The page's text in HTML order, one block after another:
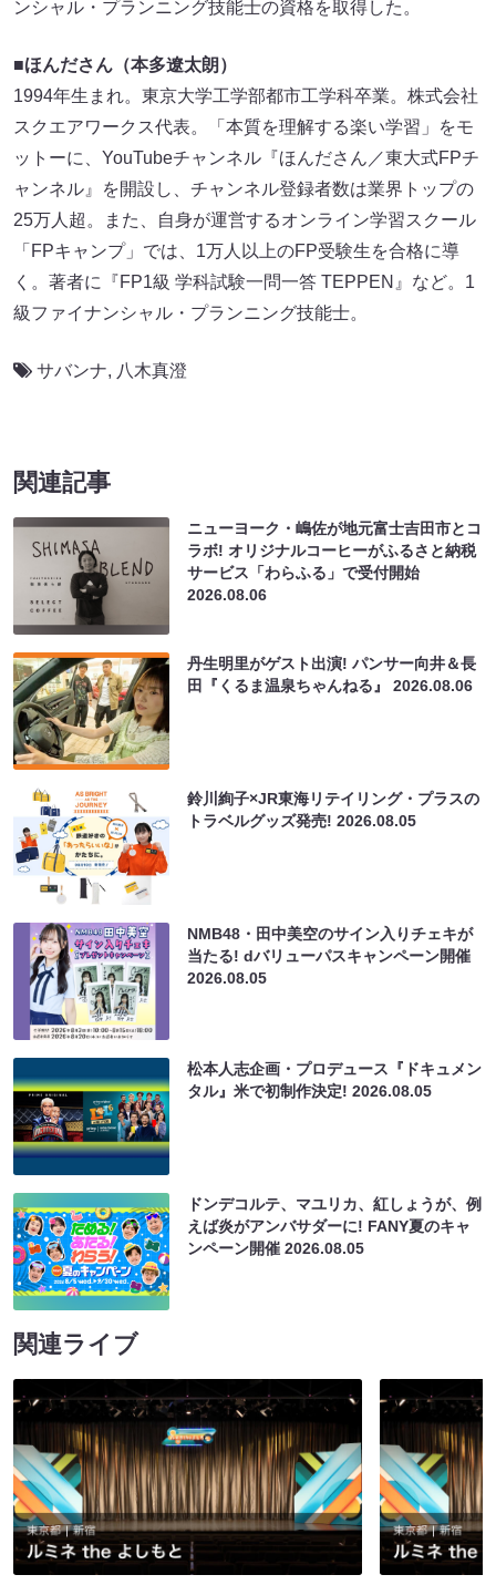
ンシャル・プランニング技能士の資格を取得した。
■ほんださん（本多遼太朗）
1994年生まれ。東京大学工学部都市工学科卒業。株式会社
スクエアワークス代表。「本質を理解する楽い学習」をモ
ットーに、YouTubeチャンネル『ほんださん／東大式FPチ
ャンネル』を開設し、チャンネル登録者数は業界トップの
25万人超。また、自身が運営するオンライン学習スクール
「FPキャンプ」では、1万人以上のFP受験生を合格に導
く。著者に『FP1級 学科試験一問一答 TEPPEN』など。1
級ファイナンシャル・プランニング技能士。
サバンナ, 八木真澄
関連記事
ニューヨーク・嶋佐が地元富士吉田市とコ
ラボ! オリジナルコーヒーがふるさと納税
サービス「わらふる」で受付開始
2026.08.06
丹生明里がゲスト出演! パンサー向井＆長
田『くるま温泉ちゃんねる』2026.08.06
鈴川絢子×JR東海リテイリング・プラスの
トラベルグッズ発売!2026.08.05
NMB48・田中美空のサイン入りチェキが
当たる! dバリューパスキャンペーン開催
2026.08.05
松本人志企画・プロデュース『ドキュメン
タル』米で初制作決定!2026.08.05
ドンデコルテ、マユリカ、紅しょうが、例
えば炎がアンバサダーに! FANY夏のキャ
ンペーン開催2026.08.05
関連ライブ